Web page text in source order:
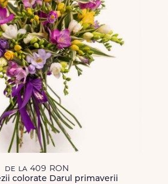
de la 409 RON
colorate Darul primaverii